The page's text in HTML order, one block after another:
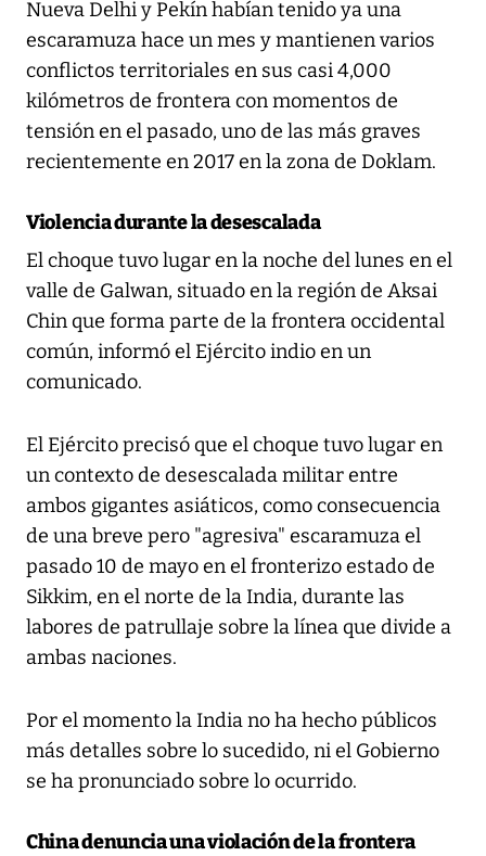
Nueva Delhi y Pekín habían tenido ya una
escaramuza hace un mes y mantienen varios
conflictos territoriales en sus casi 4,000
kilómetros de frontera con momentos de
tensión en el pasado, uno de las más graves
recientemente en 2017 en la zona de Doklam.
Violencia durante la desescalada
El choque tuvo lugar en la noche del lunes en el
valle de Galwan, situado en la región de Aksai
Chin que forma parte de la frontera occidental
común, informó el Ejército indio en un
comunicado.
El Ejército precisó que el choque tuvo lugar en
un contexto de desescalada militar entre
ambos gigantes asiáticos, como consecuencia
de una breve pero "agresiva" escaramuza el
pasado 10 de mayo en el fronterizo estado de
Sikkim, en el norte de la India, durante las
labores de patrullaje sobre la línea que divide a
ambas naciones.
Por el momento la India no ha hecho públicos
más detalles sobre lo sucedido, ni el Gobierno
se ha pronunciado sobre lo ocurrido.
China denuncia una violación de la frontera